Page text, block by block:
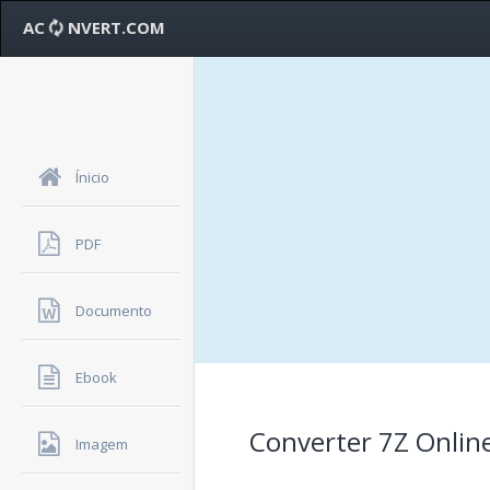
AC NVERT.COM
Ínicio
PDF
Documento
Ebook
Imagem Converter 7Z